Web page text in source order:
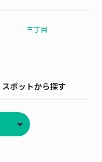
三丁目
ポットから探す